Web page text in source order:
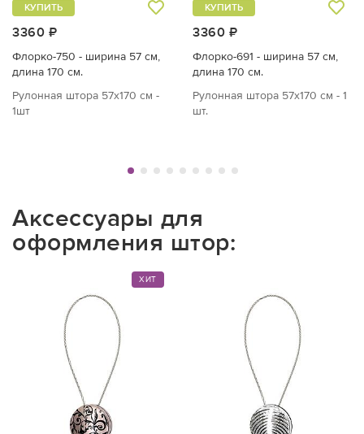
3360 ₽
КУПИТЬ
Флорко-750 - ширина 57 см,
длина 170 см.
Рулонная штора 57х170 см -
1шт
3360 ₽
КУПИТЬ
Флорко-691 - ширина 57 см,
длина 170 см.
Рулонная штора 57х170 см - 1
шт.
Аксессуары для
оформления штор:
ХИТ